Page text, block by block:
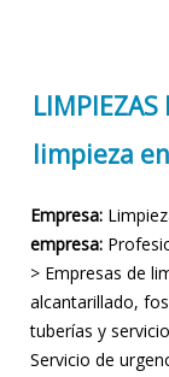
limpieza
Empresa:
empresa:
> Empresas de
alcantarillado,
tuberías y
Servicio de